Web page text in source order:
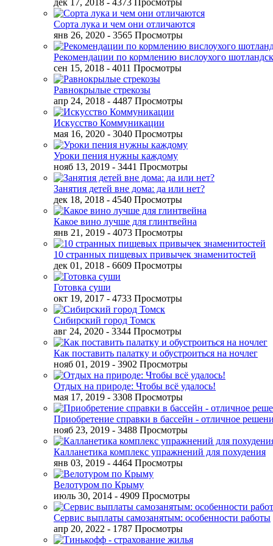
дек 17, 2018 - 4373 Просмотры
Сорта лука и чем они отличаются
янв 26, 2020 - 3565 Просмотры
Рекомендации по кормлению вислоухого
сен 15, 2018 - 4011 Просмотры
Равнокрылые стрекозы
апр 24, 2018 - 4487 Просмотры
Искусство Коммуникации
мая 16, 2020 - 3040 Просмотры
Уроки пения нужны каждому
нояб 13, 2019 - 3441 Просмотры
Занятия детей вне дома: да или нет?
дек 18, 2018 - 4540 Просмотры
Какое вино лучше для глинтвейна
янв 21, 2019 - 4073 Просмотры
10 странных пищевых привычек знаменитостей
дек 01, 2018 - 6609 Просмотры
Готовка суши
окт 19, 2017 - 4733 Просмотры
Сибирский город Томск
авг 24, 2020 - 3344 Просмотры
Как поставить палатку и обустроиться на ночлег
нояб 01, 2019 - 3902 Просмотры
Отдых на природе: Чтобы всё удалось!
мая 17, 2019 - 3308 Просмотры
Приобретение справки в бассейн - отличное
нояб 23, 2019 - 3488 Просмотры
Калланетика комплекс упражнений для похудения
янв 03, 2019 - 4464 Просмотры
Велотуром по Крыму
июль 30, 2014 - 4909 Просмотры
Сервис выплаты самозанятым: особенности работы
апр 20, 2022 - 1787 Просмотры